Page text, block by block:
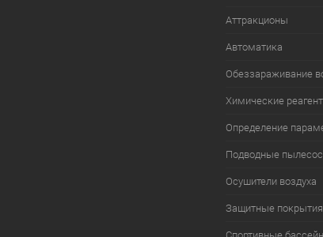
Аттракционы
Автоматика
Обеззараживание
Химические
Определение
Подводные
Осушители воздуха
Защитные покрытия